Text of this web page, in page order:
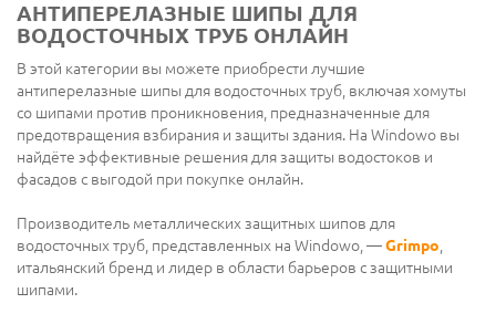
АНТИПЕРЕЛАЗНЫЕ ШИПЫ ДЛЯ
ВОДОСТОЧНЫХ ТРУБ ОНЛАЙН
В этой категории вы можете приобрести лучшие
антиперелазные шипы для водосточных труб, включая хомуты
со шипами против проникновения, предназначенные для
предотвращения взбирания и защиты здания. На Windowo вы
найдёте эффективные решения для защиты водостоков и
фасадов с выгодой при покупке онлайн.
Производитель металлических защитных шипов для
водосточных труб, представленных на Windowo, —Grimpo
итальянский бренд и лидер в области барьеров с защитными
шипами.